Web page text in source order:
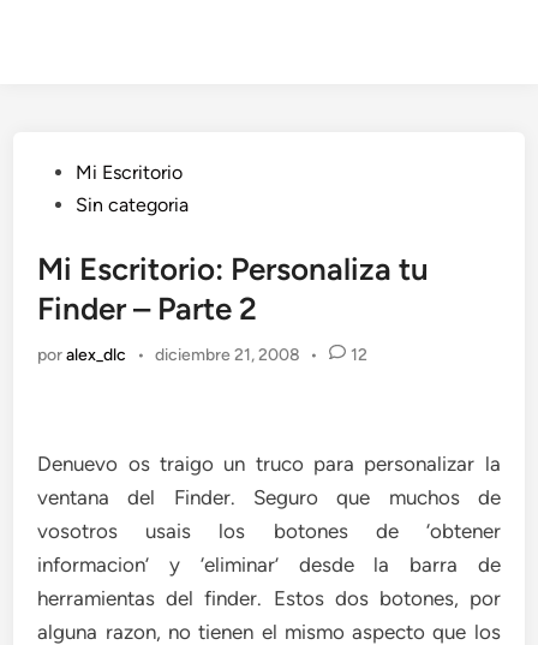
Publicado
en
Mi Escritorio
Sin categoria
Mi Escritorio: Personaliza tu
Finder – Parte 2
poralex_dlc • diciembre 21, 2008 • 12
Denuevo os traigo un truco para personalizar la
ventana del Finder. Seguro que muchos de
vosotros usais los botones de ‘obtener
informacion’ y ‘eliminar’ desde la barra de
herramientas del finder. Estos dos botones, por
alguna razon, no tienen el mismo aspecto que los